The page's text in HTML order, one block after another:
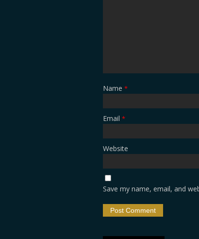
Name *
Email *
Website
Save my name, email, and